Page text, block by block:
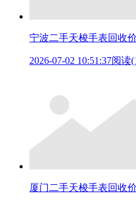
宁波二手天梭手表回收
2026-07-02 10:51:37阅读
厦门二手天梭手表回收